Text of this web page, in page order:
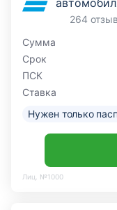
264
Сумма
Срок
ПСК
Ставка
Нужен только
Лиц. №1000